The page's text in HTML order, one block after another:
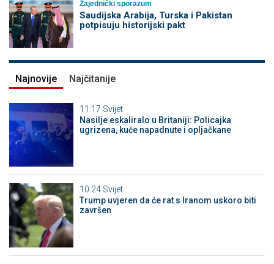
Zajednički sporazum
Saudijska Arabija, Turska i Pakistan
potpisuju historijski pakt
Najnovije Najčitanije
11:17 Svijet
Nasilje eskaliralo u Britaniji: Policajka
ugrizena, kuće napadnute i opljačkane
10:24 Svijet
Trump uvjeren da će rat s Iranom uskoro biti
završen